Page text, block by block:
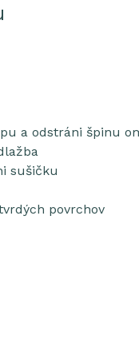
a odstráni špinu
sušičku
povrchov